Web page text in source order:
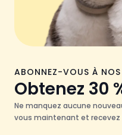
ABONNEZ-VOUS À
Obtenez 30
Ne manquez aucune
vous maintenant et